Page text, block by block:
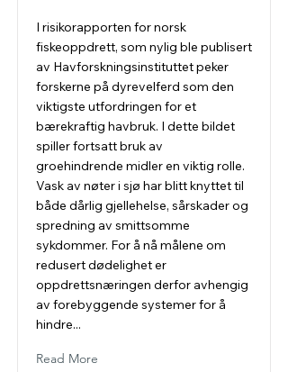
I risikorapporten for norsk
fiskeoppdrett, som nylig ble publisert
av Havforskningsinstituttet peker
forskerne på dyrevelferd som den
viktigste utfordringen for et
bærekraftig havbruk. I dette bildet
spiller fortsatt bruk av
groehindrende midler en viktig rolle.
Vask av nøter i sjø har blitt knyttet til
både dårlig gjellehelse, sårskader og
spredning av smittsomme
sykdommer. For å nå målene om
redusert dødelighet er
oppdrettsnæringen derfor avhengig
av forebyggende systemer for å
hindre...
Read More